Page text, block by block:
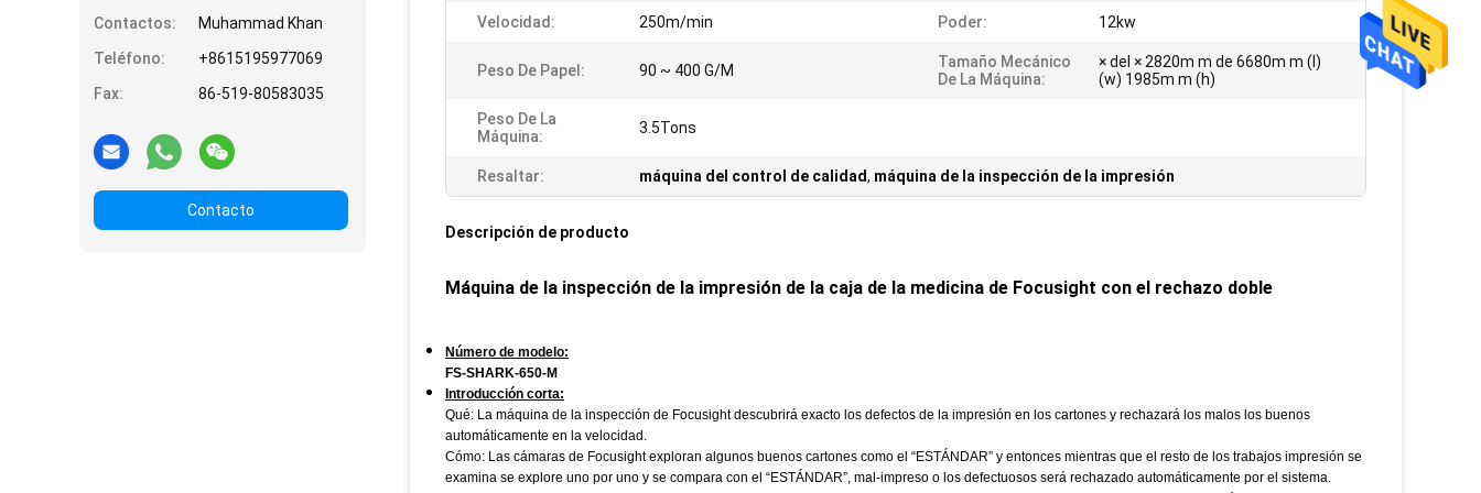
Contactos:
Muhammad Khan
Teléfono:
+8615195977069
Fax:
86-519-80583035
Contacto
Velocidad: 250m/min Poder: 12kw
Peso De Papel: 90 ~ 400 G/M
Tamaño Mecánico
De La Máquina:
× del × 2820m m de 6680m m (l)
(w) 1985m m (h)
Peso De La
Máquina:
3.5Tons
Resaltar: máquina del control de calidad, máquina de la inspección de la impresión
Descripción de producto
Máquina de la inspección de la impresión de la caja de la medicina de Focusight con el rechazo doble
Número de modelo:
FS-SHARK-650-M
Introducción corta:
Qué: La máquina de la inspección de Focusight descubrirá exacto los defectos de la impresión en los cartones y rechazará los malos los buenos
automáticamente en la velocidad.
Cómo: Las cámaras de Focusight exploran algunos buenos cartones como el “ESTÁNDAR” y entonces mientras que el resto de los trabajos impresión se
examina se explore uno por uno y se compara con el “ESTÁNDAR”, mal-impreso o los defectuosos será rechazado automáticamente por el sistema.